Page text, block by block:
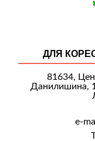
ДЛЯ
81634,
Данилишина,
e-